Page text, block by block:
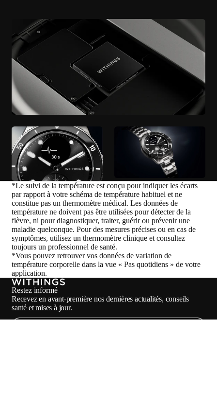
*Le suivi de la température est conçu pour indiquer les écarts
par rapport à votre schéma de température habituel et ne
constitue pas un thermomètre médical. Les données de
température ne doivent pas être utilisées pour détecter de la
fièvre, ni pour diagnostiquer, traiter, guérir ou prévenir une
maladie quelconque. Pour des mesures précises ou en cas de
symptômes, utilisez un thermomètre clinique et consultez
toujours un professionnel de santé.
*Vous pouvez retrouver vos données de variation de
température corporelle dans la vue « Pas quotidiens » de votre
application.
Restez informé
Recevez en avant-première nos dernières actualités, conseils
santé et mises à jour.